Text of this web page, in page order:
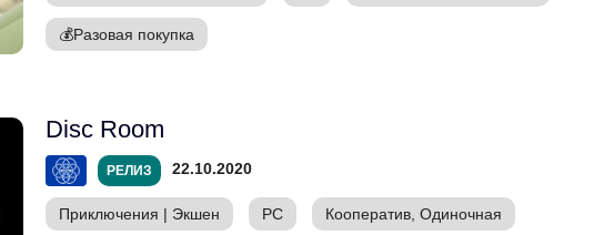
💰Разовая покупка
Disc Room
РЕЛИЗ 22.10.2020
Приключения | Экшен PC Кооператив, Одиночная